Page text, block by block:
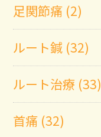
足関節痛 (2)
ルート鍼 (32)
ルート治療 (33)
首痛 (32)